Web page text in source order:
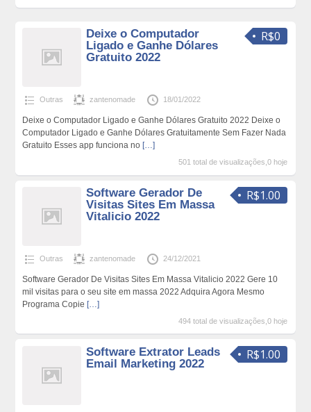
R$0
Deixe o Computador
Ligado e Ganhe Dólares
Gratuito 2022
Outras zantenomade 18/01/2022
Deixe o Computador Ligado e Ganhe Dólares Gratuito 2022 Deixe o
Computador Ligado e Ganhe Dólares Gratuitamente Sem Fazer Nada
Gratuito Esses app funciona no […]
501 total de visualizações,0 hoje
R$1.00
Software Gerador De
Visitas Sites Em Massa
Vitalicio 2022
Outras zantenomade 24/12/2021
Software Gerador De Visitas Sites Em Massa Vitalicio 2022 Gere 10
mil visitas para o seu site em massa 2022 Adquira Agora Mesmo
Programa Copie […]
494 total de visualizações,0 hoje
R$1.00
Software Extrator Leads
Email Marketing 2022